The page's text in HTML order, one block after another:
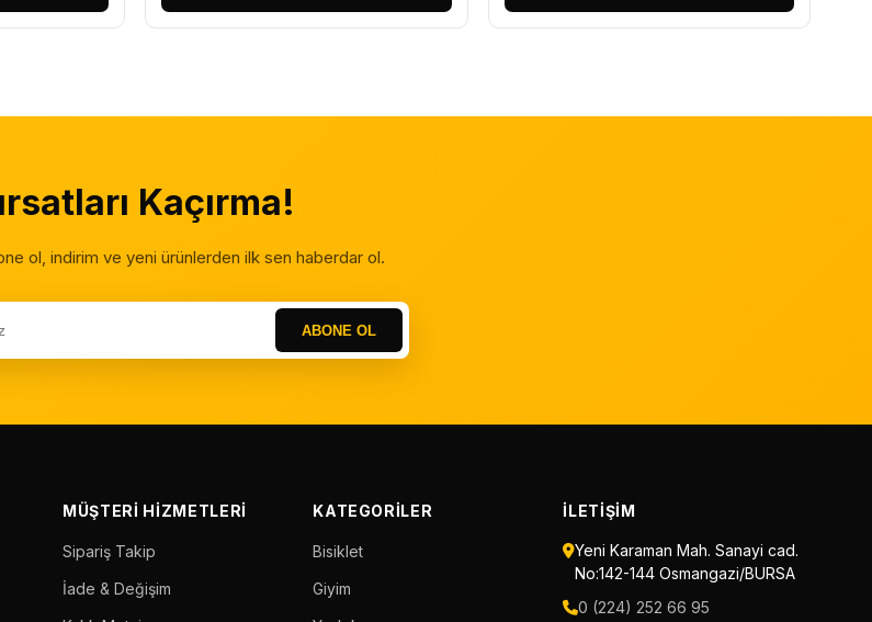
Kaçırma!
ol, indirim ve yeni ürünlerden ilk sen haberdar ol.
ABONE OL
MÜŞTERI HIZMETLERI
Sipariş Takip
İade & Değişim
KATEGORILER
Bisiklet
Giyim
İLETIŞIM
Yeni Karaman Mah. Sanayi cad.
No:142-144 Osmangazi/BURSA
0 (224) 252 66 95